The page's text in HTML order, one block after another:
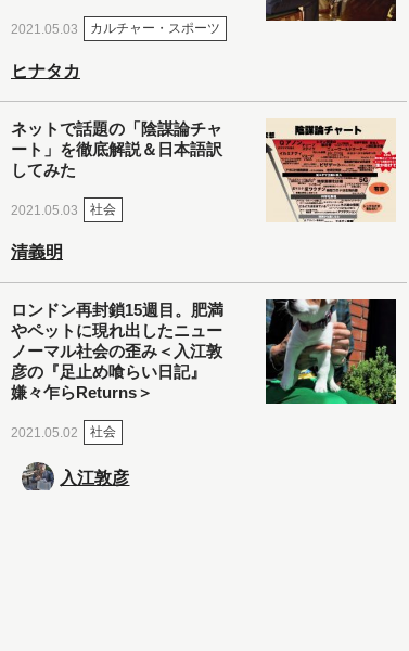
2021.05.03 カルチャー・スポーツ
ヒナタカ
ネットで話題の「陰謀論チャ
ート」を徹底解説＆日本語訳
してみた
2021.05.03 社会
清義明
ロンドン再封鎖15週目。肥満
やペットに現れ出したニュー
ノーマル社会の歪み＜入江敦
彦の『足止め喰らい日記』
嫌々乍らReturns＞
2021.05.02 社会
入江敦彦